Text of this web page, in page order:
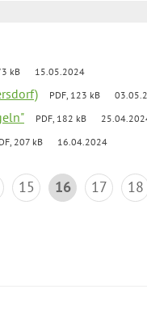
kB 15.05.2024
PDF, 123 kB
PDF, 182 kB
207 kB 16.04.2024
15 16 17 18